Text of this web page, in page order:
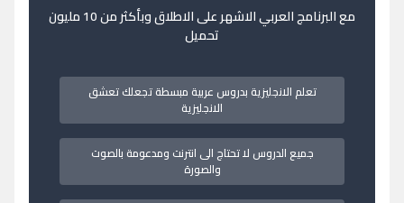
مع البرنامج العربي الاشهر على الاطلاق وبأكثر من 10 مليون
تحميل
تعلم الانجليزية بدروس عربية مبسطة تجعلك تعشق
الانجليزية
جميع الدروس لا تحتاج الى انترنت ومدعومة بالصوت
والصورة